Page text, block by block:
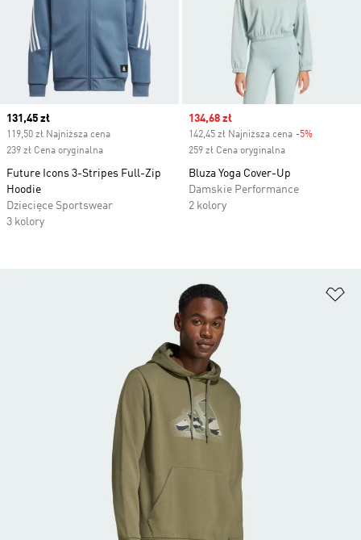
Current price
131,45 zł
119,50 zł Najniższa cena
239 zł Cena oryginalna
Future Icons 3-Stripes Full-Zip
Hoodie
Dziecięce Sportswear
3 kolory
Sale price
134,68 zł
142,45 zł Najniższa cena -5%
259 zł Cena oryginalna
Bluza Yoga Cover-Up
Damskie Performance
2 kolory